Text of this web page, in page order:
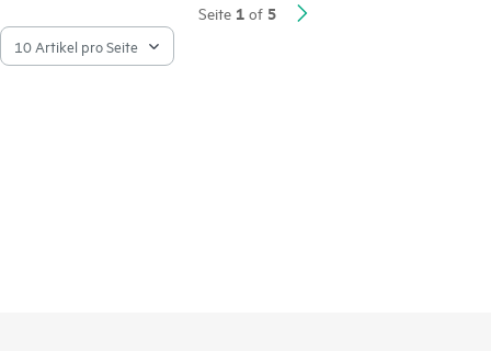
Zu den Tools für Transparenz, Verwaltung und Betrieb des
Netzwerks dieser Serie gehören die Standard-CLI und das
Smart Management Center (SmartMC), die ohne zusätzliche
Kosten integriert und sofort einsatzbereit sind. Die Serie lässt
Seite 1of 5